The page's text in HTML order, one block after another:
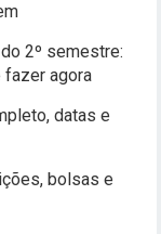
2º semestre:
fazer agora
datas e
bolsas e